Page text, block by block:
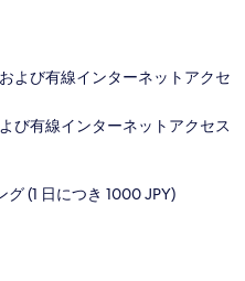
よび有線インターネットアクセ
び有線インターネットアクセス
(1 日につき 1000 JPY)